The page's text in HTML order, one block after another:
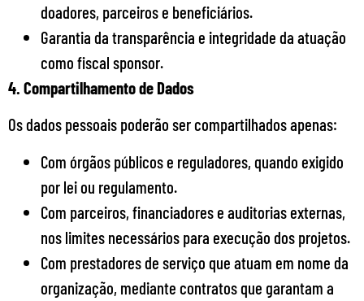
doadores, parceiros e beneficiários.
Garantia da transparência e integridade da atuação
como fiscal sponsor.
4. Compartilhamento de Dados
Os dados pessoais poderão ser compartilhados apenas:
Com órgãos públicos e reguladores, quando exigido
por lei ou regulamento.
Com parceiros, financiadores e auditorias externas,
nos limites necessários para execução dos projetos.
Com prestadores de serviço que atuam em nome da
organização, mediante contratos que garantam a